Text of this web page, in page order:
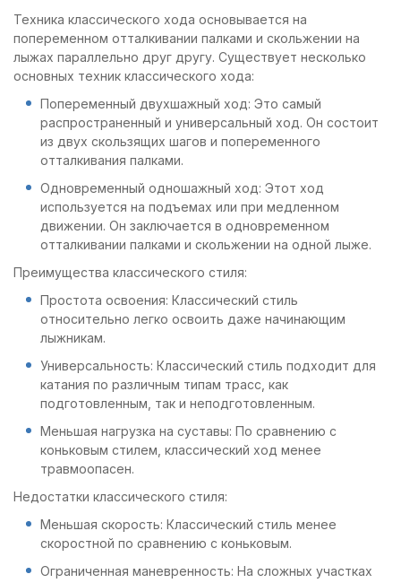
Техника классического хода основывается на
попеременном отталкивании палками и скольжении на
лыжах параллельно друг другу. Существует несколько
основных техник классического хода:
Попеременный двухшажный ход: Это самый
распространенный и универсальный ход. Он состоит
из двух скользящих шагов и попеременного
отталкивания палками.
Одновременный одношажный ход: Этот ход
используется на подъемах или при медленном
движении. Он заключается в одновременном
отталкивании палками и скольжении на одной лыже.
Преимущества классического стиля:
Простота освоения: Классический стиль
относительно легко освоить даже начинающим
лыжникам.
Универсальность: Классический стиль подходит для
катания по различным типам трасс, как
подготовленным, так и неподготовленным.
Меньшая нагрузка на суставы: По сравнению с
коньковым стилем, классический ход менее
травмоопасен.
Недостатки классического стиля:
Меньшая скорость: Классический стиль менее
скоростной по сравнению с коньковым.
Ограниченная маневренность: На сложных участках